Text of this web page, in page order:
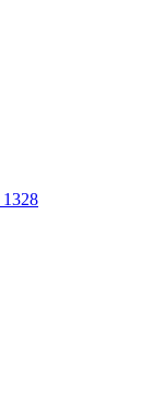
1328